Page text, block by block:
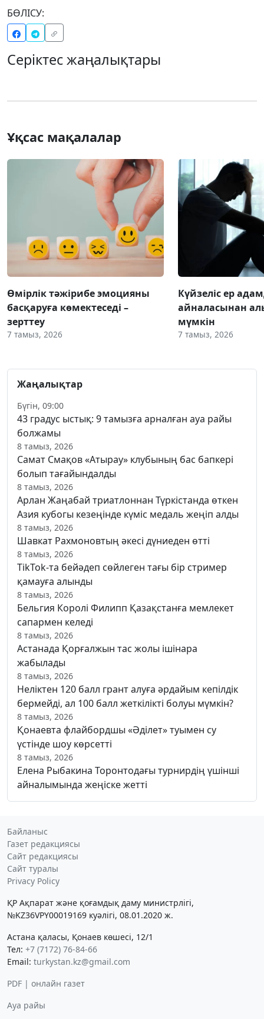
БӨЛІСУ:
Серіктес жаңалықтары
Ұқсас мақалалар
Өмірлік тәжірибе эмоцияны
басқаруға көмектеседі –
зерттеу
7 тамыз, 2026
Күйзеліс ер
айналасынан
мүмкін
7 тамыз, 2026
Жаңалықтар
Бүгін, 09:00
43 градус ыстық: 9 тамызға арналған ауа райы
болжамы
8 тамыз, 2026
Самат Смақов «Атырау» клубының бас бапкері
болып тағайындалды
8 тамыз, 2026
Арлан Жаңабай триатлоннан Түркістанда өткен
Азия кубогы кезеңінде күміс медаль жеңіп алды
8 тамыз, 2026
Шавкат Рахмоновтың әкесі дүниеден өтті
8 тамыз, 2026
TikTok-та бейәдеп сөйлеген тағы бір стример
қамауға алынды
8 тамыз, 2026
Бельгия Королі Филипп Қазақстанға мемлекет
сапармен келеді
8 тамыз, 2026
Астанада Қорғалжын тас жолы ішінара
жабылады
8 тамыз, 2026
Неліктен 120 балл грант алуға әрдайым кепілдік
бермейді, ал 100 балл жеткілікті болуы мүмкін?
8 тамыз, 2026
Қонаевта флайбордшы «Әділет» туымен су
үстінде шоу көрсетті
8 тамыз, 2026
Елена Рыбакина Торонтодағы турнирдің үшінші
айналымында жеңіске жетті
Байланыс
Газет редакциясы
Сайт редакциясы
Сайт туралы
Privacy Policy
ҚР Ақпарат және қоғамдық даму министрлігі,
№KZ36VPY00019169 куәлігі, 08.01.2020 ж.
Астана қаласы, Қонаев көшесі, 12/1
Тел: +7 (7172) 76-84-66
Email: turkystan.kz@gmail.com
PDF | онлайн газет
Ауа райы